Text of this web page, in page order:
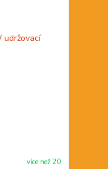
více než 20